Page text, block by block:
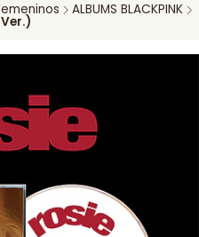
ALBUMS BLACKPINK
Ver.)